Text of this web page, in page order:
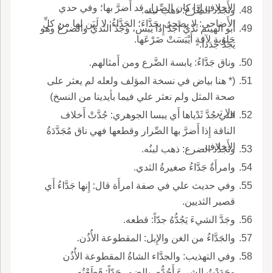
الأَخلافِ إِذا كان الصِّرار قد أَضرَّ بها؛ وفي حدي
الأَضاحي: لا يضحى بِجَدَّاءَ؛ الجَدَّاءُ: لا لَبَن لها من كلِّ
حَلوبة لآفةٍ أَيْبَسَتْ ضَرْعَها.
وتَجَدّد الضَّرْع: ذهب لبنه.
أَبو الهيثم ثَدْيٌ أَجَدُّ إِذا يبس، وجدّ الثديُ والضرعُ وهو
يَجَدُّ جَدَداً.
وناق جَدَّاءُ: يابسة الضَّرع ومن أَمثالهم.
(* هنا بياض في نسخة المؤلف ولعله لم يعثر على
صحة المثل ولم نعثر علي فيما بأيدينا من النسخ)
ولا تر.
التي جُدَّ ثَدْياها أَي يبسا الجوهري: جُدَّتْ أَخلاف
الناقة إِذا أَضرَّ بها الصِّرار وقطعها فهي ناق مُجَدَّدَةُ
الأَخلاف.
وتَجَدَّدَ الضرع: ذهب لبنُه.
وامرأَةٌ جَدَّاءُ صغيرةُ الثدي.
وفي حديث علي في صفة امرأَة قال: إِنها جَدَّاءُ أَي
قصير الثديين.
وجَدَّ الشيءَ يَجُدُّهُ جدّاً: قطعه.
والجَدَّاءُ من الغن والإِبل: المقطوعة الأُذُن.
وفي التهذيب: والجدَّاء الشاةُ المقطوعة الأُذُن